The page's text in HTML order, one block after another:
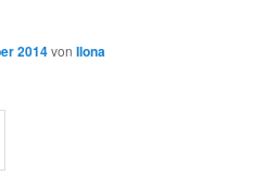
2014vonIlona